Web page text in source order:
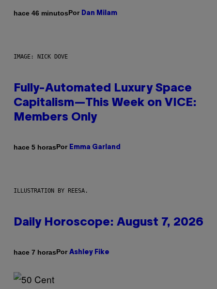
hace 46 minutosPor Dan Milam
IMAGE: NICK DOVE
Fully-Automated Luxury Space
Capitalism—This Week on VICE:
Members Only
hace 5 horasPor Emma Garland
ILLUSTRATION BY REESA.
Daily Horoscope: August 7, 2026
hace 7 horasPor Ashley Fike